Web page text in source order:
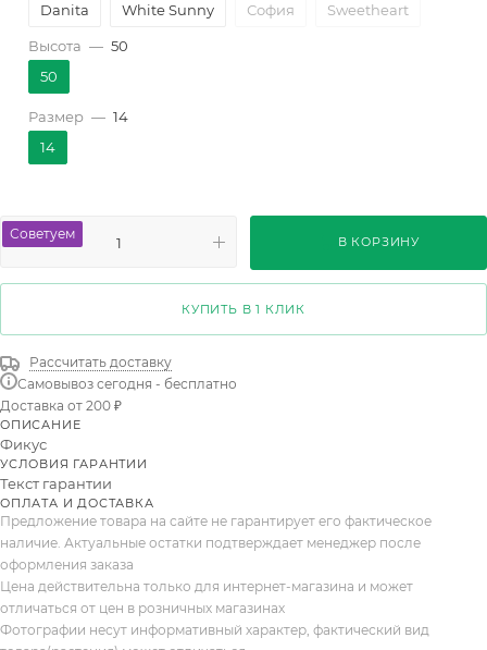
Советуем
Danita White Sunny София Sweetheart
Sofia Shivereana
Анастасия
Radicans green
Benjamina Moclame Shivereana Moonshine
Robusta Spray
Амстел Кинг
Высота — 50
50
Размер — 14
14
В КОРЗИНУ
КУПИТЬ В 1 КЛИК
Рассчитать доставку
Самовывоз сегодня - бесплатно
Доставка от 200 ₽
ОПИСАНИЕ
Фикус
УСЛОВИЯ ГАРАНТИИ
Текст гарантии
ОПЛАТА И ДОСТАВКА
Предложение товара на сайте не гарантирует его фактическое
наличие. Актуальные остатки подтверждает менеджер после
оформления заказа
Цена действительна только для интернет-магазина и может
отличаться от цен в розничных магазинах
Фотографии несут информативный характер, фактический вид